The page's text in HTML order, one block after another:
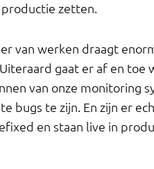
zetten.
van werken draagt
gaat er af en toe
van onze monitoring
bugs te zijn. En zijn er
en staan live in